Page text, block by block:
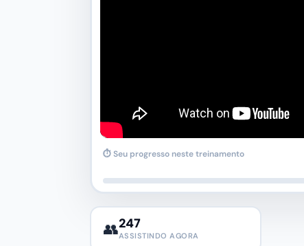
⏱ Seu progresso neste treinamento
👥247
ASSISTINDO AGORA